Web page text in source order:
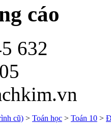
cáo
632
cũ) > Toán học > Toán 10 >